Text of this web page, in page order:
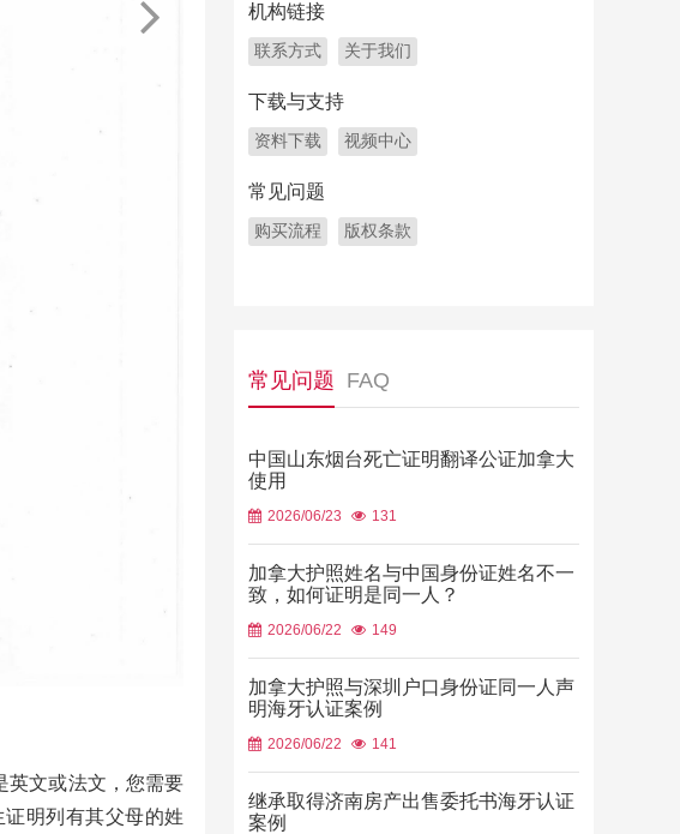
英文或法文，您需要
明列有其父母的姓
机构链接
联系方式 关于我们
下载与支持
资料下载 视频中心
常见问题
购买流程 版权条款
常见问题 FAQ
中国山东烟台死亡证明翻译公证加拿大
使用
2026/06/23 131
加拿大护照姓名与中国身份证姓名不一
致，如何证明是同一人？
2026/06/22 149
加拿大护照与深圳户口身份证同一人声
明海牙认证案例
2026/06/22 141
继承取得济南房产出售委托书海牙认证
案例